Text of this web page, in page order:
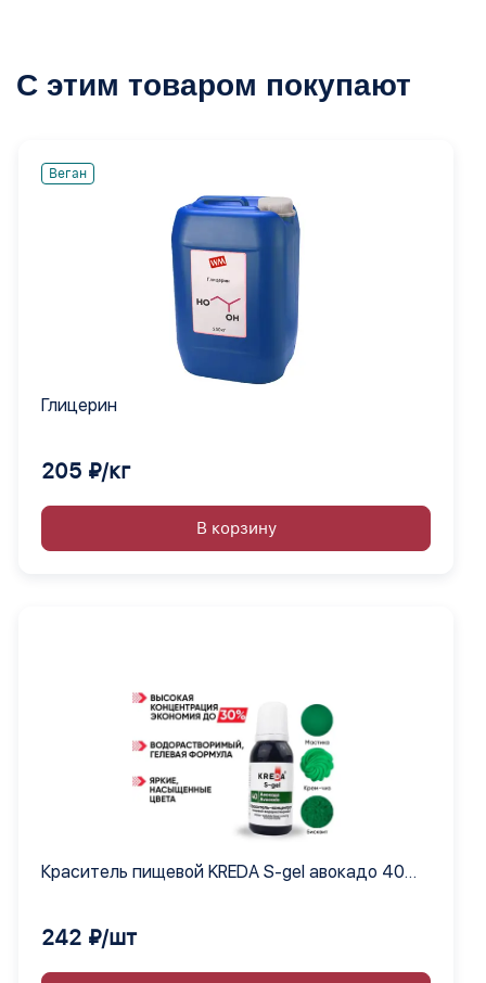
С этим товаром покупают
Веган
Глицерин
205 ₽/кг
В корзину
Краситель пищевой KREDA S-gel авокадо 40
242 ₽/шт